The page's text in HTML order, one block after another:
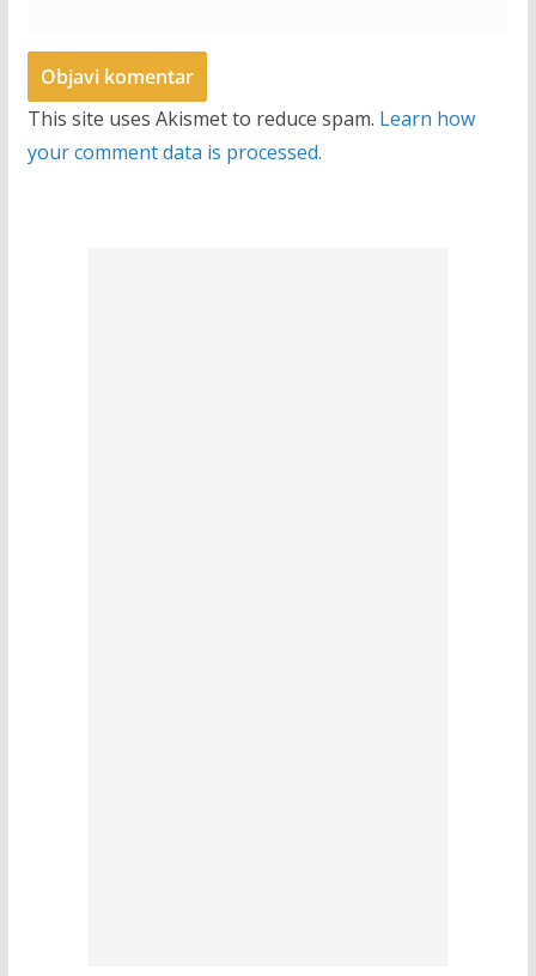
This site uses Akismet to reduce spam. Learn how
your comment data is processed.